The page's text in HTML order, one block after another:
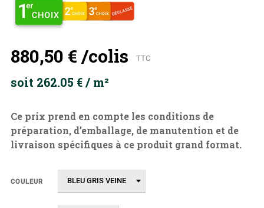
880,50 € /colis TTC
soit 262.05 € / m²
Ce prix prend en compte les conditions de
préparation, d’emballage, de manutention et de
livraison spécifiques à ce produit grand format.
COULEUR